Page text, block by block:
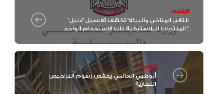
اقتصاد
"التغير المناخي والبيئة" تكشف تفاصيل "دليل
المنتجات البلاستيكية ذات الاستخدام الواحد "
اقتصاد
أبوظبي العالمي يخفض رسوم التراخيص
التجارية